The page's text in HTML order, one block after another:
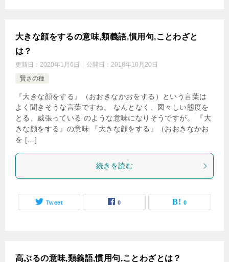
大きな顔をするの意味,類義語,慣用句,ことわざと
は？
更新日： 2020年1月6日 公開日： 2018年10月20日
賢さの種
『大きな顔をする』（おおきなかおをする）という言葉は
よく聞きそうな言葉ですね。 なんとなく、図々しい態度を
とる、威張っている のような意味になりそうですが。 『大
きな顔をする』の意味 『大きな顔をする』（おおきなかお
を […]
続きを読む
Tweet 0 0
高ぶるの意味,類義語,慣用句,ことわざとは？